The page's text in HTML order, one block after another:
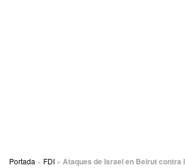
Portada » FDI » Ataques de Israel en Beirut contra